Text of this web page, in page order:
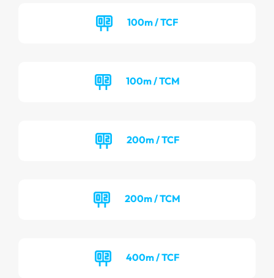
100m / TCF
100m / TCM
200m / TCF
200m / TCM
400m / TCF